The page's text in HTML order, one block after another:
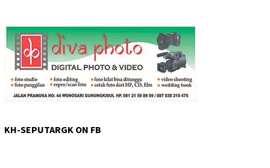
KH-SEPUTARGK ON FB